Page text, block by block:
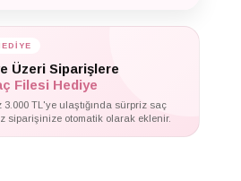
Üzeri Siparişlere
Filesi Hediye
3.000 TL'ye ulaştığında sürpriz saç
siparişinize otomatik olarak eklenir.